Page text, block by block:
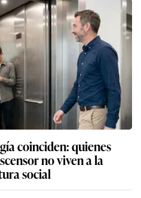
coinciden: quienes
no viven a la
social